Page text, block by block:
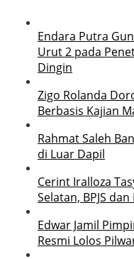
Endara Putra
Urut 2 pada
Dingin
Zigo Rolanda
Berbasis Kajian
Rahmat Saleh
di Luar Dapil
Cerint Iralloza
Selatan, BPJS
Edwar Jamil
Resmi Lolos